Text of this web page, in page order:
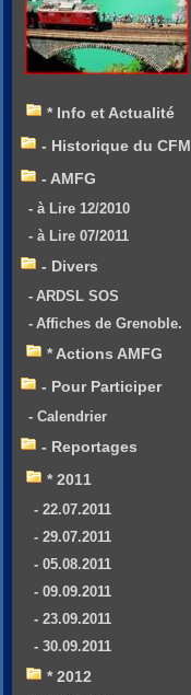
* Info et Actualité
- Historique du CFM
- AMFG
- à Lire 12/2010
- à Lire 07/2011
- Divers
- ARDSL SOS
- Affiches de Grenoble.
* Actions AMFG
- Pour Participer
- Calendrier
- Reportages
* 2011
- 22.07.2011
- 29.07.2011
- 05.08.2011
- 09.09.2011
- 23.09.2011
- 30.09.2011
* 2012